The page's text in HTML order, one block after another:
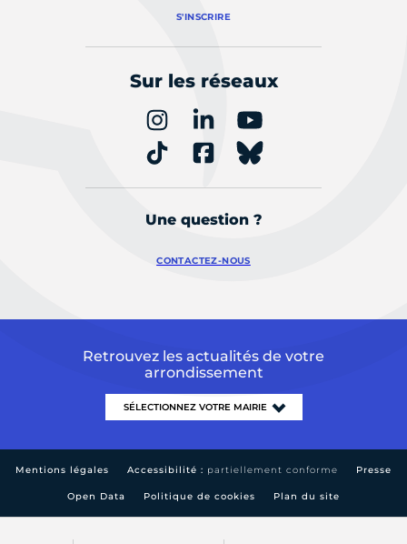
S'INSCRIRE
Sur les réseaux
Une question ?
CONTACTEZ-NOUS
Retrouvez les actualités de votre
arrondissement
Mentions légales Accessibilité : partiellement conforme Presse
Open Data Politique de cookies Plan du site